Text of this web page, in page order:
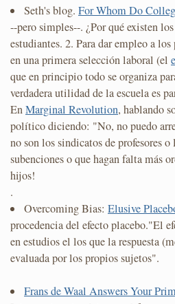
Seth's blog. For Whom Do
--pero simples--. ¿Por qué existen
estudiantes. 2. Para dar empleo a los
en una primera selección laboral (el
que en principio todo se organiza
verdadera utilidad de la escuela es
EnMarginal Revolution, hablando
político diciendo: "No, no puedo
no son los sindicatos de profesores
subenciones o que hagan falta más
hijos!
.
Overcoming Bias: Elusive
procedencia del efecto placebo."El
en estudios el los que la respuesta
evaluada por los propios sujetos".
Frans de Waal Answers Your